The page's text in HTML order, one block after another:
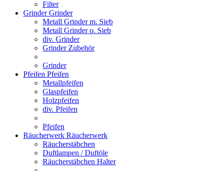
Filter
GrinderGrinder
Metall Grinder m. Sieb
Metall Grinder o. Sieb
div. Grinder
Grinder Zubehör
Grinder
Pfeifen Pfeifen
Metallpfeifen
Glaspfeifen
Holzpfeifen
div. Pfeifen
Pfeifen
Räucherwerk Räucherwerk
Räucherstäbchen
Duftlampen / Duftöle
Räucherstäbchen Halter